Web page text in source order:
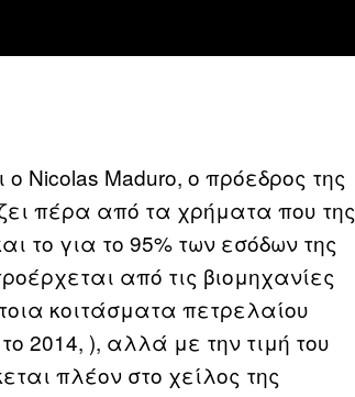
Nicolas Maduro, ο πρόεδρος της
πέρα από τα χρήματα που της
το για το 95% των εσόδων της
από τις βιομηχανίες
κοιτάσματα πετρελαίου
2014, ), αλλά με την τιμή του
πλέον στο χείλος της